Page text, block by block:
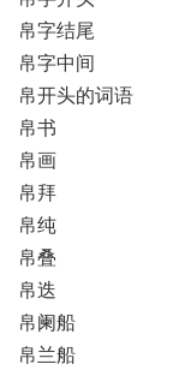
帛字结尾
帛字中间
帛开头的词语
帛书
帛画
帛拜
帛纯
帛叠
帛迭
帛阑船
帛兰船